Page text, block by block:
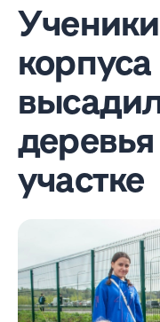
участке